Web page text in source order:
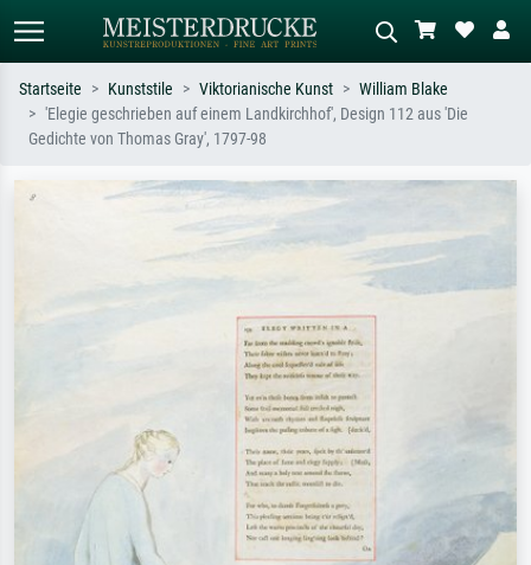
Standardsuche
oder Stilen – z.B. Monet,
Sternennacht, Impressionismus, Welle
Wiese, Abstrakt mit viel Rot, Dunkles
Baum.
Startseite Kunststile Viktorianische Kunst
William Blake
'Elegie geschrieben auf einem Landkirchhof', Design 112 aus 'Die
Gedichte von Thomas Gray', 1797-98